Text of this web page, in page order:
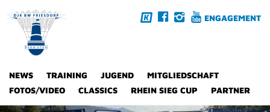
ENGAGEMENT
NEWS TRAINING JUGEND
MITGLIEDSCHAFT
FOTOS/VIDEO
CLASSICS RHEIN SIEG CUP PARTNER